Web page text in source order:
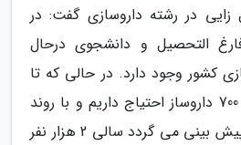
زایی در رشته داروسازی گفت: در
36 هزار فارغ التحصیل و دانشجوی درحال
کشور وجود دارد. در حالی که تا
سال 1404 به 28 هزار و 700 داروساز احتیاج داریم و با روند
کنونی پذیرش دانشجو پیش بینی می گردد سالی 2 هزار نفر